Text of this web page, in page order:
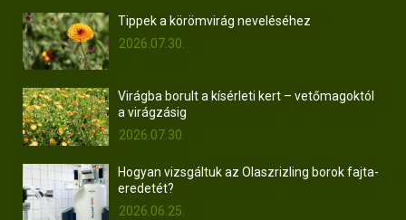
Tippek a körömvirág neveléséhez
2026.07.30.
Virágba borult a kísérleti kert – vetőmagoktól
a virágzásig
2026.07.30.
Hogyan vizsgáltuk az Olaszrizling borok fajta-
eredetét?
2026.06.25.